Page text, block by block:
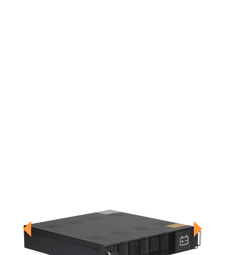
Previous Next